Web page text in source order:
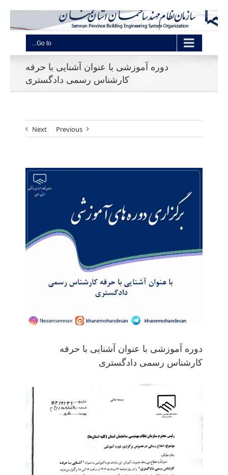
Go to...
دوره آموزشی با عنوان آشنایی با حرفه
کارشناس رسمی دادگستری
Previous
Next
View
Image
دوره آموزشی با عنوان آشنایی با حرفه
کارشناس رسمی دادگستری